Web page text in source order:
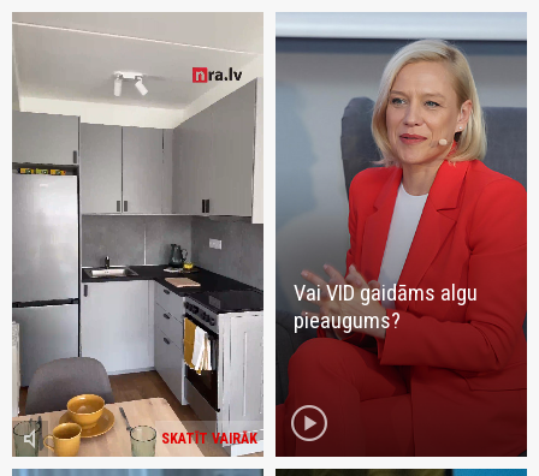
SKATĪT VAIRĀK
volume_mute
Vai VID gaidāms algu
pieaugums?
play_circle